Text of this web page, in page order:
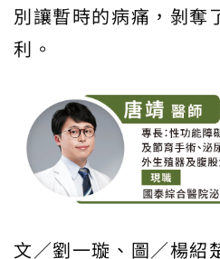
別讓暫時的病痛，剝奪
利。
文／劉一璇、圖／楊紹